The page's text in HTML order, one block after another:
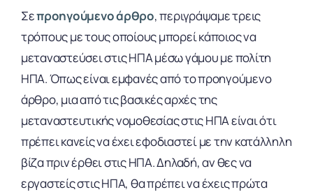
Σεπροηγούμενο άρθρο, περιγράψαμε τρεις
τρόπους με τους οποίους μπορεί κάποιος να
μεταναστεύσει στις ΗΠΑ μέσω γάμου με πολίτη
ΗΠΑ. Όπως είναι εμφανές από το προηγούμενο
άρθρο, μια από τις βασικές αρχές της
μεταναστευτικής νομοθεσίας στις ΗΠΑ είναι ότι
πρέπει κανείς να έχει εφοδιαστεί με την κατάλληλη
βίζα πριν έρθει στις ΗΠΑ. Δηλαδή, αν θες να
εργαστείς στις ΗΠΑ, θα πρέπει να έχεις πρώτα